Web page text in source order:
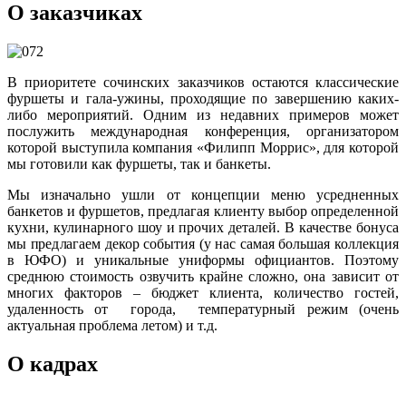
О заказчиках
В приоритете сочинских заказчиков остаются классические
фуршеты и гала-ужины, проходящие по завершению каких-
либо мероприятий. Одним из недавних примеров может
послужить международная конференция, организатором
которой выступила компания «Филипп Моррис», для которой
мы готовили как фуршеты, так и банкеты.
Мы изначально ушли от концепции меню усредненных
банкетов и фуршетов, предлагая клиенту выбор определенной
кухни, кулинарного шоу и прочих деталей. В качестве бонуса
мы предлагаем декор события (у нас самая большая коллекция
в ЮФО) и уникальные униформы официантов. Поэтому
среднюю стоимость озвучить крайне сложно, она зависит от
многих факторов – бюджет клиента, количество гостей,
удаленность от города, температурный режим (очень
актуальная проблема летом) и т.д.
О кадрах